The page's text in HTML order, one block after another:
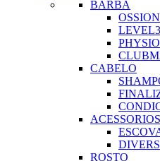
BARBA
OSSION
LEVEL3
CABELO
ACESSORIOS
ROSTO